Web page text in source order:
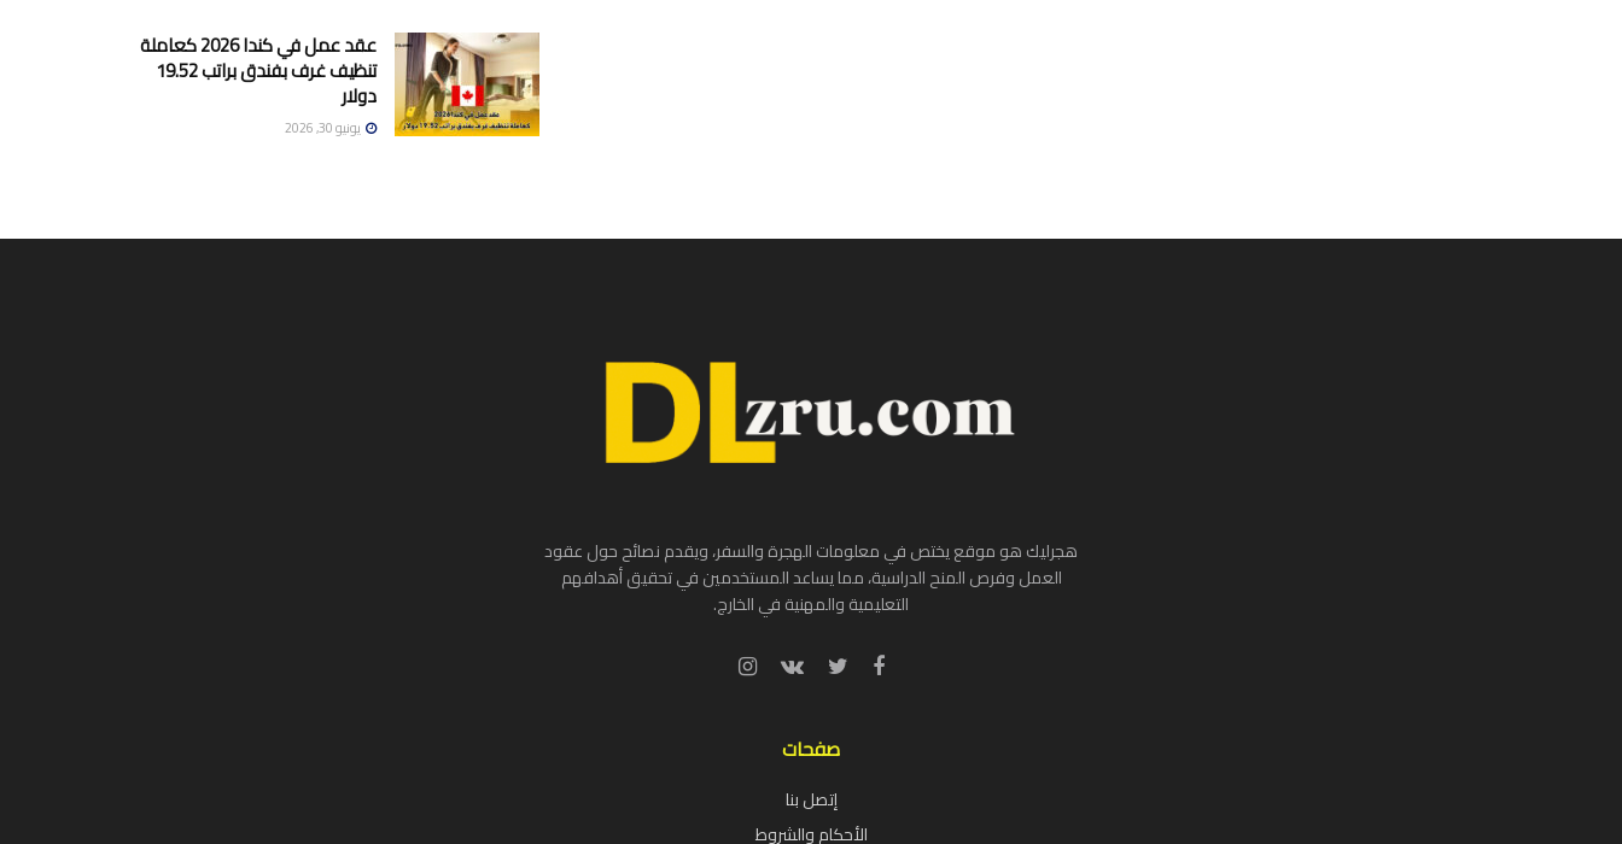
عقد عمل في كندا 2026 كعاملة
تنظيف غرف بفندق براتب 19.52
دولار
يونيو 30, 2026
هجرليك هو موقع يختص في معلومات الهجرة والسفر، ويقدم نصائح حول عقود
العمل وفرص المنح الدراسية، مما يساعد المستخدمين في تحقيق أهدافهم
التعليمية والمهنية في الخارج.
صفحات
إتصل بنا
الأحكام والشروط